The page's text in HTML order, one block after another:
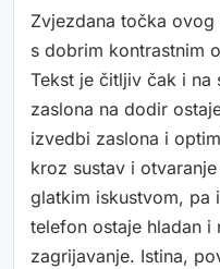
Zvjezdana točka
s dobrim kontrastnim
Tekst je čitljiv čak i na
zaslona na dodir
izvedbi zaslona i
kroz sustav i
glatkim iskustvom, pa
telefon ostaje hladan i
zagrijavanje. Istina,